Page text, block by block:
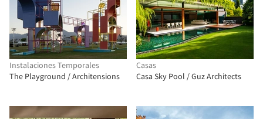
Instalaciones Temporales
The Playground / Architensions
Casas
Casa Sky Pool / Guz Architects